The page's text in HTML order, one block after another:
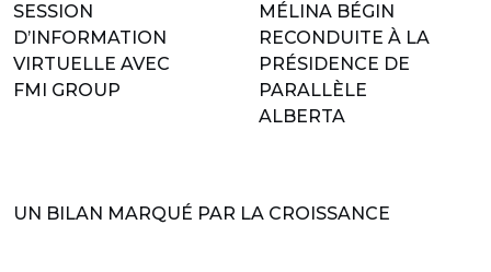
SESSION
D’INFORMATION
VIRTUELLE AVEC
FMI GROUP
MÉLINA BÉGIN
RECONDUITE À LA
PRÉSIDENCE DE
PARALLÈLE
ALBERTA
UN BILAN MARQUÉ PAR LA CROISSANCE